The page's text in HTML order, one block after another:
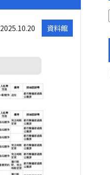
2025.10.20 資料館